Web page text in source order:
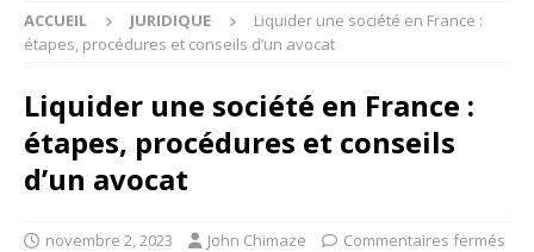
ACCUEIL JURIDIQUE
Liquider une société en France :
étapes, procédures et conseils d’un avocat
Liquider une société en France :
étapes, procédures et conseils
d’un avocat
novembre 2, 2023 John Chimaze Commentaires fermés